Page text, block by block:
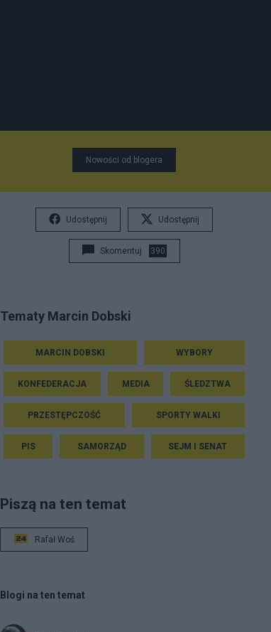
Nowości od blogera
Udostępnij Udostępnij
Skomentuj 390
Tematy Marcin Dobski
MARCIN DOBSKI WYBORY
KONFEDERACJA MEDIA ŚLEDZTWA
PRZESTĘPCZOŚĆ SPORTY WALKI
PIS SAMORZĄD SEJM I SENAT
Piszą na ten temat
Rafał Woś
Blogi na ten temat